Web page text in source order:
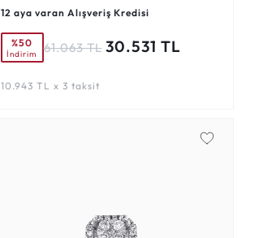
12 aya varan Alışveriş Kredisi
%50
İndirim 61.063 TL 30.531 TL
10.943 TL x 3 taksit